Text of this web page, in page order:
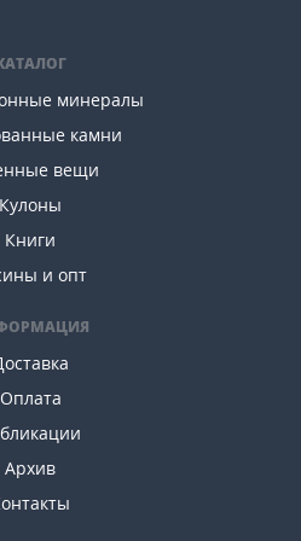
минералы
камни
вещи
Кулоны
Книги
и опт
Оплата
Архив